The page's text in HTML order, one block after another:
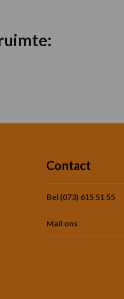
Contact
Bel (073) 615 51 55
Mail ons